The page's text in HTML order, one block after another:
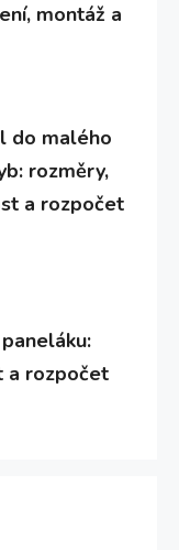
montáž a
do malého
rozměry,
a rozpočet
a rozpočet